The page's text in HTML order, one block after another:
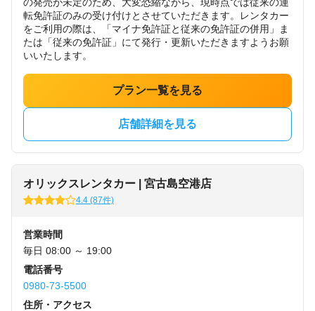
転免許証のみの受け付けとさせていただきます。レンタカー
をご利用の際は、「マイナ免許証と従来の免許証の併用」ま
たは「従来の免許証」にて発行・更新いただきますようお願
いいたします。
プラン一覧を見る
店舗詳細を見る
オリックスレンタカー | 宮古島空港店
4.4 (87件)
営業時間
毎日 08:00 ～ 19:00
電話番号
0980-73-5500
住所・アクセス